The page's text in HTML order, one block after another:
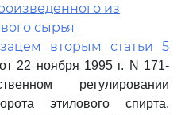
из
сырья
вторым статьи 5
22 ноября 1995 г. N 171-
регулировании
этилового спирта,